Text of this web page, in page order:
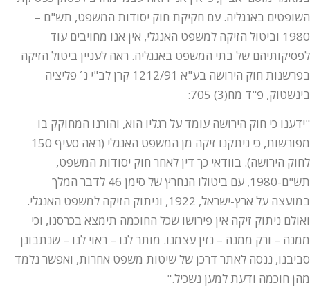
השופטים באנגליה. עם חקיקת חוק יסודות המשפט, תש"ם –
1980 וביטול הזיקה למשפט האנגלי, אין אנו מחויבים עוד
לפסיקותיהם של בתי המשפט באנגליה. ראה לעניין ביטול הזיקה
בפרשנות חוק הירושה בע"א 1212/91 קרן לב"י נ´ פליציה
בינשטוק, פ"ד מח(3) 705:
"ידענו כי חוק הירושה עומד על רגליו הוא, והורנו המחוקק בו
מפורשות, כי ניתקנו זיקה מן המשפט האנגלי (ראה סעיף 150
לחוק הירושה). בוודאי כך דין לאחר חוק יסודות המשפט,
תש"ם-1980, עם ביטולו הנחרץ של סימן 46 לדבר המלך
במועצה על ארץ-ישראל, 1922, וניתוק הזיקה למשפט האנגלי.
ואולם ניתוק זיקה אין פירושו שכל החוכמה תימצא בכרסנו, וכי
ממנה – ורק ממנה – נזין עצמנו. מותר לנו – ראוי לנו – שנתבונן
סביבנו, ננסה לאתר דרכן של שיטות משפט אחרות, ואפשר נלמד
מהן חוכמה ודעת למען נשכיל."